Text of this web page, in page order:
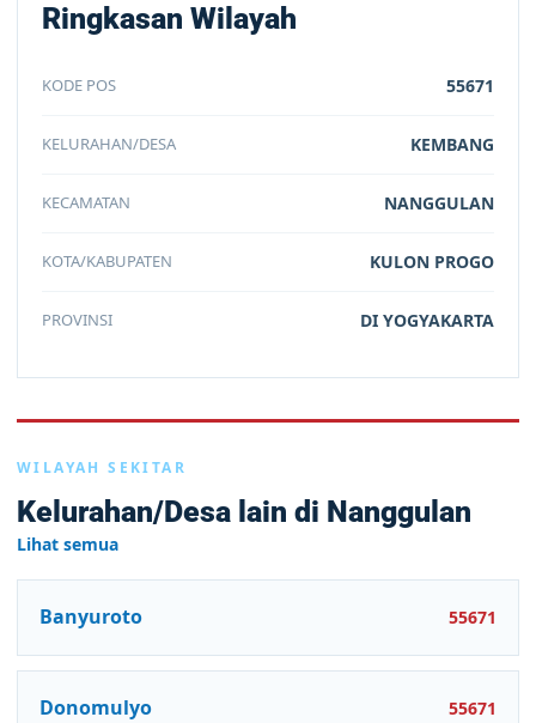
Ringkasan Wilayah
KODE POS 55671
KELURAHAN/DESA KEMBANG
KECAMATAN NANGGULAN
KOTA/KABUPATEN KULON PROGO
PROVINSI DI YOGYAKARTA
WILAYAH SEKITAR
Kelurahan/Desa lain di Nanggulan
Lihat semua
Banyuroto 55671
Donomulyo 55671